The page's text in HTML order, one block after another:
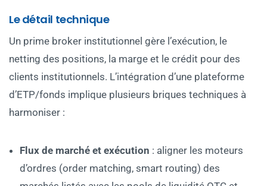
Le détail technique
Un prime broker institutionnel gère l’exécution, le
netting des positions, la marge et le crédit pour des
clients institutionnels. L’intégration d’une plateforme
d’ETP/fonds implique plusieurs briques techniques à
harmoniser :
Flux de marché et exécution : aligner les moteurs
d’ordres (order matching, smart routing) des